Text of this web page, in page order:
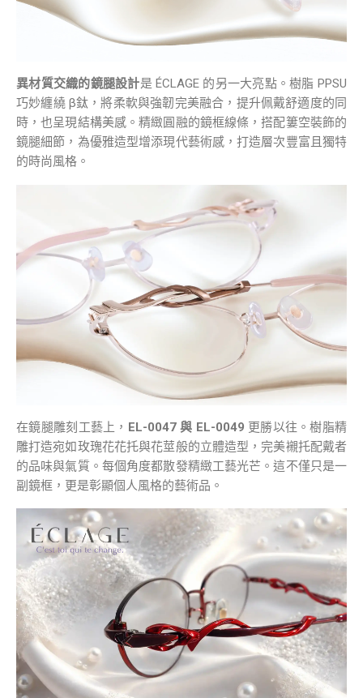
異材質交織的鏡腿設計是 ÉCLAGE 的另一大亮點。樹脂 PPSU
巧妙纏繞 β鈦，將柔軟與強韌完美融合，提升佩戴舒適度的同
時，也呈現結構美感。精緻圓融的鏡框線條，搭配簍空裝飾的
鏡腿細節，為優雅造型增添現代藝術感，打造層次豐富且獨特
的時尚風格。
在鏡腿雕刻工藝上， EL-0047 與 EL-0049 更勝以往。樹脂精
雕打造宛如玫瑰花花托與花莖般的立體造型，完美襯托配戴者
的品味與氣質。每個角度都散發精緻工藝光芒。這不僅只是一
副鏡框，更是彰顯個人風格的藝術品。